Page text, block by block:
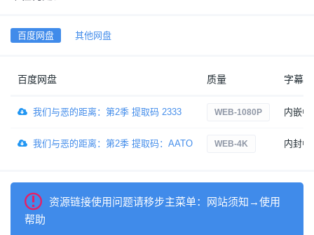
百度网盘 其他网盘
百度网盘 质量 字幕
我们与恶的距离：第2季 提取码 2333 WEB-1080P 内嵌中
我们与恶的距离：第2季 提取码：AATO WEB-4K 内封中
资源链接使用问题请移步主菜单：网站须知→使用
帮助